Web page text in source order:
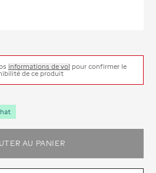
informations de vol pour confirmer le
de ce produit
AU PANIER